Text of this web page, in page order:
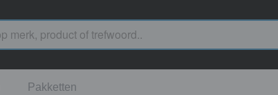
Pakketten